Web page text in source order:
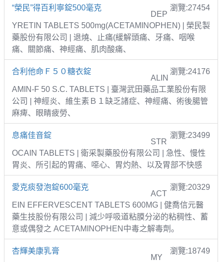
“榮民”得百利寧錠500毫克 瀏覽:27454
DEP
YRETIN TABLETS 500mg(ACETAMINOPHEN) | 榮民製
藥股份有限公司 | 退燒、止痛(緩解頭痛、牙痛、咽喉
痛、關節痛、神經痛、肌肉酸痛、
合利他命Ｆ５０糖衣錠 瀏覽:24176
ALIN
AMIN-F 50 S.C. TABLETS | 臺灣武田藥品工業股份有限
公司 | 神經炎、維生素Ｂ１缺乏諸症、神經痛、術後腸管
麻痺、眼睛疲勞、
息痛佳音錠 瀏覽:23499
STR
OCAIN TABLETS | 衛采製藥股份有限公司 | 急性、慢性
胃炎、所引起的胃痛、噁心、胃灼熱、以及胃部不快感
愛克痰發泡錠600毫克 瀏覽:20329
ACT
EIN EFFERVESCENT TABLETS 600MG | 健喬信元醫
藥生技股份有限公司 | 減少呼吸道粘膜分泌的粘稠性、蓄
意或偶發之 ACETAMINOPHEN中毒之解毒劑。
杏輝美康乳膏 瀏覽:18749
MY